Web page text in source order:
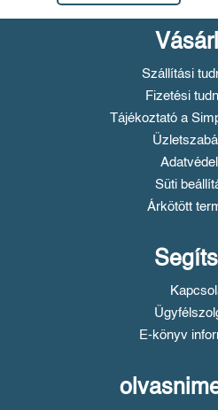
Szállítási
Fizetési
Tájékoztató a
Süti
Árkötött
E-könyv